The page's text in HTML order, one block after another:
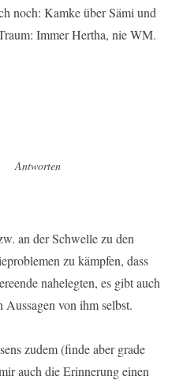
noch: Kamke über Sämi und
Immer Hertha, nie WM.
10:15
Antworten
an der Schwelle zu den
zu kämpfen, dass
nahelegten, es gibt auch
von ihm selbst.
zudem (finde aber grade
auch die Erinnerung einen